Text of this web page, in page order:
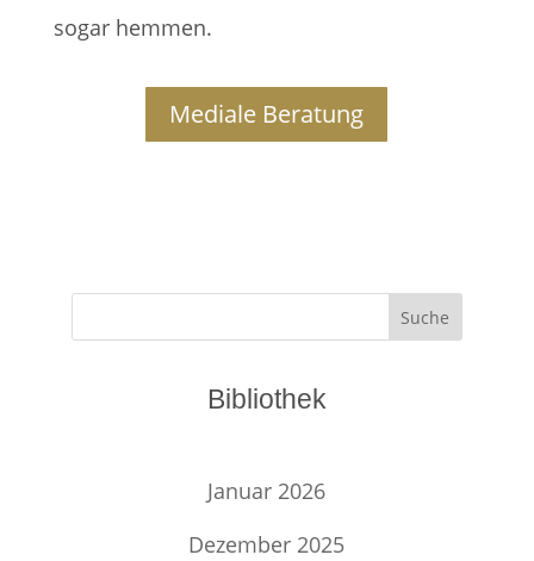
sogar hemmen.
Mediale Beratung
Suche
Bibliothek
Januar 2026
Dezember 2025